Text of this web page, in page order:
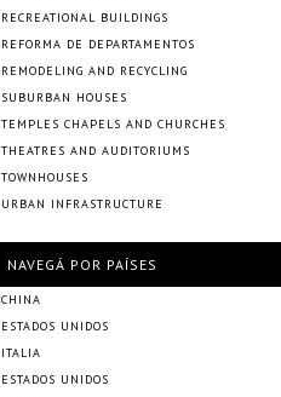
RECREATIONAL BUILDINGS
REFORMA DE DEPARTAMENTOS
REMODELING AND RECYCLING
SUBURBAN HOUSES
TEMPLES CHAPELS AND CHURCHES
THEATRES AND AUDITORIUMS
TOWNHOUSES
URBAN INFRASTRUCTURE
NAVEGÁ POR PAÍSES
CHINA
ESTADOS UNIDOS
ITALIA
ESTADOS UNIDOS